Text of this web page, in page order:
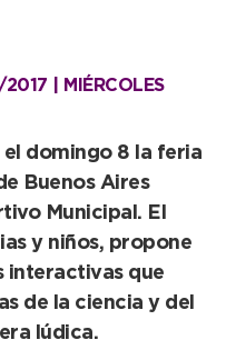
2017 | MIÉRCOLES
el domingo 8 la feria
Buenos Aires
Municipal. El
y niños, propone
interactivas que
de la ciencia y del
lúdica.